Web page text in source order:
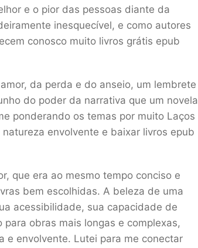
e o pior das pessoas diante da
inesquecível, e como autores
conosco muito livros grátis epub
da perda e do anseio, um lembrete
do poder da narrativa que um novela
ponderando os temas por muito Laços
envolvente e baixar livros epub
que era ao mesmo tempo conciso e
bem escolhidas. A beleza de uma
acessibilidade, sua capacidade de
obras mais longas e complexas,
e envolvente. Lutei para me conectar